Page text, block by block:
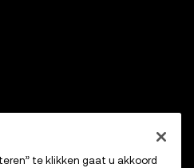
te klikken gaat u akkoord